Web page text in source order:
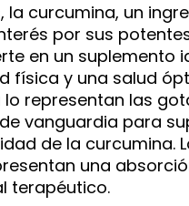
la curcumina, un
por sus
en un suplemento
y una salud
representan las
vanguardia para
de la curcumina.
una
terapéutico.